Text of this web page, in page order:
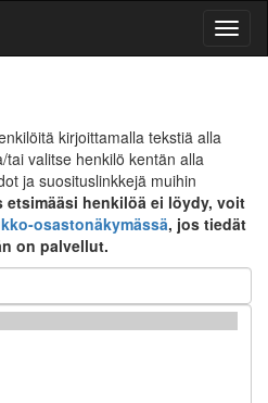
kirjoittamalla tekstiä alla
valitse henkilö kentän alla
ja suosituslinkkejä muihin
etsimääsi henkilöä ei löydy, voit
osastonäkymässä, jos tiedät
on palvellut.